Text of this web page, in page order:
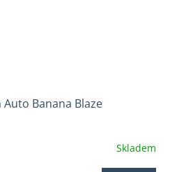
Banana Blaze
Skladem